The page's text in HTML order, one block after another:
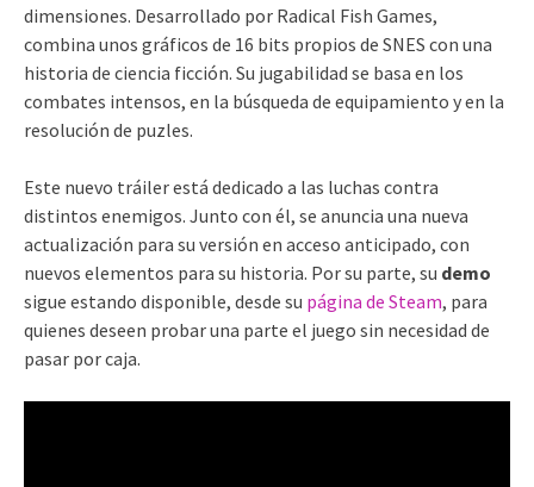
dimensiones. Desarrollado por Radical Fish Games,
combina unos gráficos de 16 bits propios de SNES con una
historia de ciencia ficción. Su jugabilidad se basa en los
combates intensos, en la búsqueda de equipamiento y en la
resolución de puzles.
Este nuevo tráiler está dedicado a las luchas contra
distintos enemigos. Junto con él, se anuncia una nueva
actualización para su versión en acceso anticipado, con
nuevos elementos para su historia. Por su parte, su demo
sigue estando disponible, desde su página de Steam, para
quienes deseen probar una parte el juego sin necesidad de
pasar por caja.